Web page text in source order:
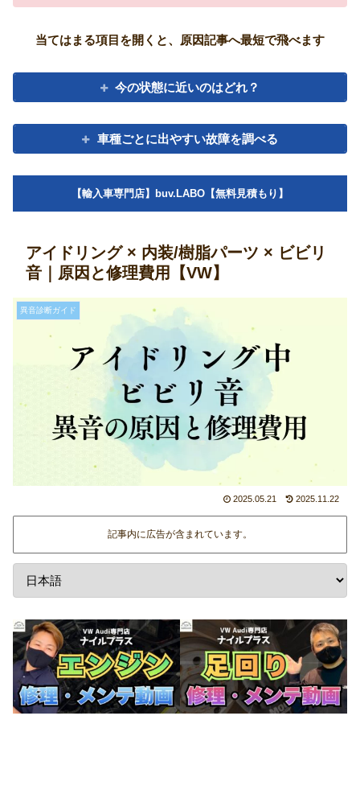
当てはまる項目を開くと、原因記事へ最短で飛べます
今の状態に近いのはどれ？
車種ごとに出やすい故障を調べる
【輸入車専門店】buv.LABO【無料見積もり】
アイドリング × 内装/樹脂パーツ × ビビリ
音｜原因と修理費用【VW】
異音診断ガイド
2025.05.21 2025.11.22
記事内に広告が含まれています。